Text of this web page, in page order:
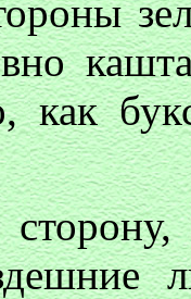
как